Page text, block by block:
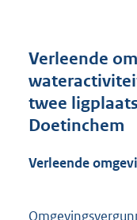
Verleende
twee
Doetinchem
Verleende